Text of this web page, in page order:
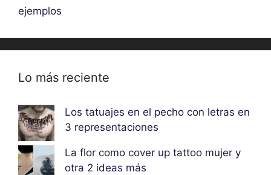
ejemplos
Lo más reciente
Los tatuajes en el pecho con letras en
3 representaciones
La flor como cover up tattoo mujer y
otra 2 ideas más